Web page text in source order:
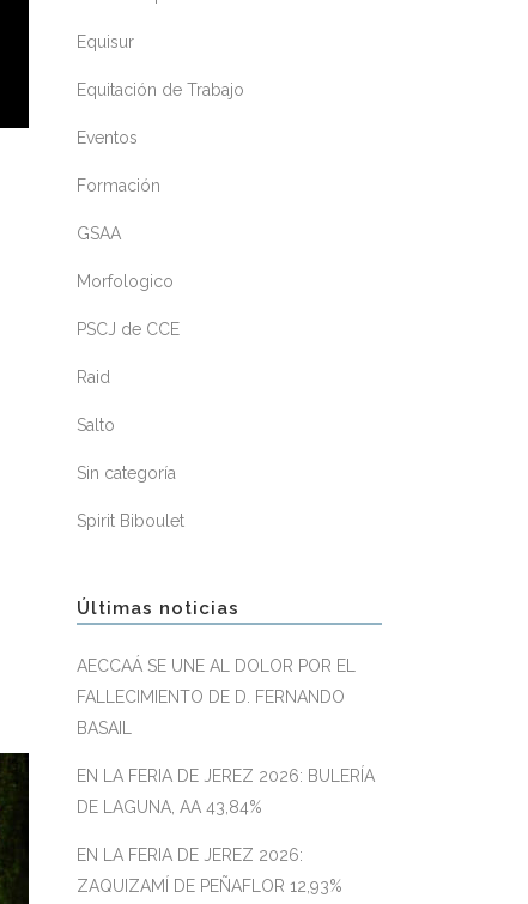
Equisur
Equitación de Trabajo
Eventos
Formación
GSAA
Morfologico
PSCJ de CCE
Raid
Salto
Sin categoría
Spirit Biboulet
Últimas noticias
AECCAÁ SE UNE AL DOLOR POR EL
FALLECIMIENTO DE D. FERNANDO
BASAIL
EN LA FERIA DE JEREZ 2026: BULERÍA
DE LAGUNA, AA 43,84%
EN LA FERIA DE JEREZ 2026:
ZAQUIZAMÍ DE PEÑAFLOR 12,93%